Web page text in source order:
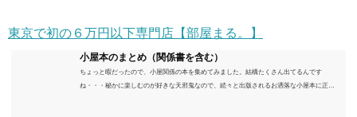
東京で初の６万円以下専門店【部屋まる。】
小屋本のまとめ（関係書を含む）
ちょっと暇だったので、小屋関係の本を集めてみました。結構たくさん出てるんです
ね・・・秘かに楽しむのが好きな天邪鬼なので、続々と出版されるお洒落な小屋本に正直